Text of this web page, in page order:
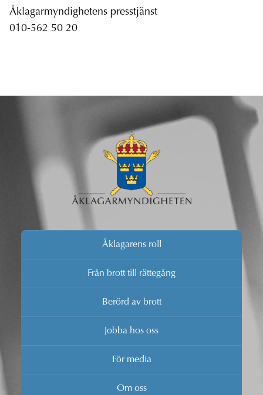
Åklagarmyndighetens presstjänst
010-562 50 20
Åklagarens roll
Från brott till rättegång
Berörd av brott
Jobba hos oss
För media
Om oss